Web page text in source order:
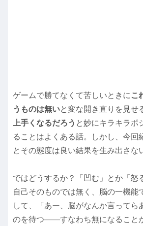
ゲームで勝てなくて苦しいときに こ
うものは無いと変な開き直りを見せ
上手くなるだろう と妙にキラキラポ
ることはよくある話。しかし、今回
とその態度は良い結果を生み出さな
ではどうするか？「凹む」とか「怒
自己そのものでは無く、脳の一機能
して、「あー、脳がなんか言ってら
のを待つ――すなわち無になること